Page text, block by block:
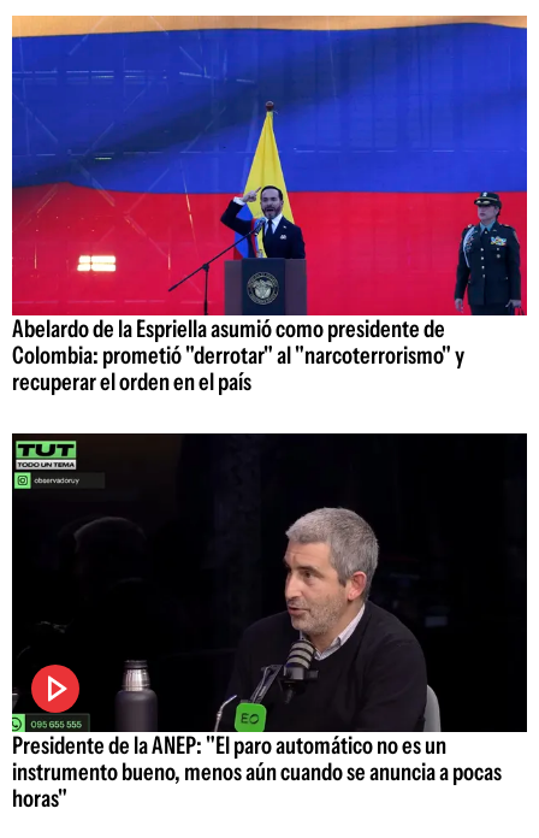
Abelardo de la Espriella asumió como presidente de
Colombia: prometió "derrotar" al "narcoterrorismo" y
recuperar el orden en el país
Presidente de la ANEP: "El paro automático no es un
instrumento bueno, menos aún cuando se anuncia a pocas
horas"